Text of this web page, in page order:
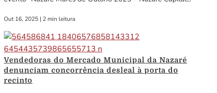
Out 16, 2025 | 2 min leitura
Vendedoras do Mercado Municipal da Nazaré
denunciam concorrência desleal à porta do
recinto